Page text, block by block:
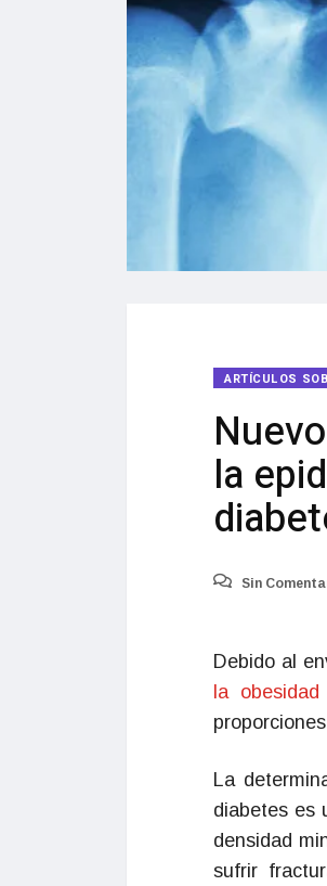
ARTÍCULOS
la
Sin
Debido al
la obesidad
La
diabetes es
densidad
sufrir